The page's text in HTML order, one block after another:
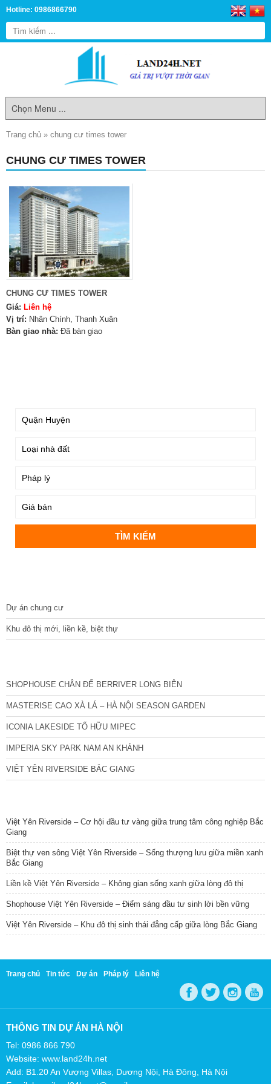
Hotline: 0986866790
Trang chủ » chung cư times tower
CHUNG CƯ TIMES TOWER
CHUNG CƯ TIMES TOWER
Giá: Liên hệ
Vị trí: Nhân Chính, Thanh Xuân
Bàn giao nhà: Đã bàn giao
Dự án chung cư
Khu đô thị mới, liền kề, biệt thự
SHOPHOUSE CHÂN ĐẾ BERRIVER LONG BIÊN
MASTERISE CAO XÀ LÁ – HÀ NỘI SEASON GARDEN
ICONIA LAKESIDE TỐ HỮU MIPEC
IMPERIA SKY PARK NAM AN KHÁNH
VIỆT YÊN RIVERSIDE BẮC GIANG
Việt Yên Riverside – Cơ hội đầu tư vàng giữa trung tâm công nghiệp Bắc
Giang
Biệt thự ven sông Việt Yên Riverside – Sống thượng lưu giữa miền xanh
Bắc Giang
Liền kề Việt Yên Riverside – Không gian sống xanh giữa lòng đô thị
Shophouse Việt Yên Riverside – Điểm sáng đầu tư sinh lời bền vững
Việt Yên Riverside – Khu đô thị sinh thái đẳng cấp giữa lòng Bắc Giang
Trang chủ Tin tức Dự án Pháp lý Liên hệ
THÔNG TIN DỰ ÁN HÀ NỘI
Tel: 0986 866 790
Website: www.land24h.net
Add: B1.20 An Vượng Villas, Dương Nội, Hà Đông, Hà Nội